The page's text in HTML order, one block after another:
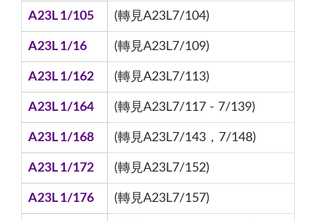
A23L 1/105 (轉見A23L7/104)
A23L 1/16 (轉見A23L7/109)
A23L 1/162 (轉見A23L7/113)
A23L 1/164 (轉見A23L7/117 - 7/139)
A23L 1/168 (轉見A23L7/143，7/148)
A23L 1/172 (轉見A23L7/152)
A23L 1/176 (轉見A23L7/157)